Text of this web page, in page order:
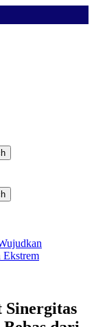
Ekstrem
Sinergitas